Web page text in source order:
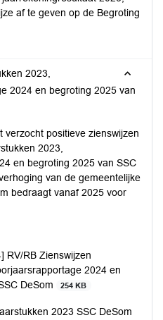
af te geven op de Begroting
2023,
2024 en begroting 2025 van
verzocht positieve zienswijzen
2023,
en begroting 2025 van SSC
van de gemeentelijke
bedraagt vanaf 2025 voor
RV/RB Zienswijzen
2024 en
DeSom
254 KB
2023 SSC DeSom